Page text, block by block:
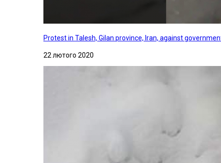
Protest in Talesh, Gilan province, Iran, against
22 лютого 2020